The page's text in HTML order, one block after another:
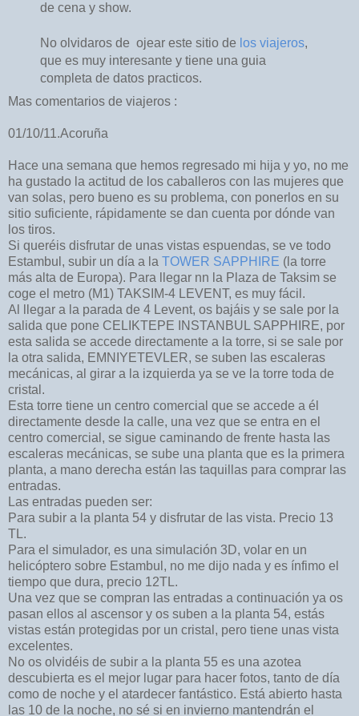
de cena y show.
No olvidaros de ojear este sitio de los viajeros,
que es muy interesante y tiene una guia
completa de datos practicos.
Mas comentarios de viajeros :
01/10/11.Acoruña
Hace una semana que hemos regresado mi hija y yo, no me
ha gustado la actitud de los caballeros con las mujeres que
van solas, pero bueno es su problema, con ponerlos en su
sitio suficiente, rápidamente se dan cuenta por dónde van
los tiros.
Si queréis disfrutar de unas vistas espuendas, se ve todo
Estambul, subir un día a la TOWER SAPPHIRE (la torre
más alta de Europa). Para llegar nn la Plaza de Taksim se
coge el metro (M1) TAKSIM-4 LEVENT, es muy fácil.
Al llegar a la parada de 4 Levent, os bajáis y se sale por la
salida que pone CELIKTEPE INSTANBUL SAPPHIRE, por
esta salida se accede directamente a la torre, si se sale por
la otra salida, EMNIYETEVLER, se suben las escaleras
mecánicas, al girar a la izquierda ya se ve la torre toda de
cristal.
Esta torre tiene un centro comercial que se accede a él
directamente desde la calle, una vez que se entra en el
centro comercial, se sigue caminando de frente hasta las
escaleras mecánicas, se sube una planta que es la primera
planta, a mano derecha están las taquillas para comprar las
entradas.
Las entradas pueden ser:
Para subir a la planta 54 y disfrutar de las vista. Precio 13
TL.
Para el simulador, es una simulación 3D, volar en un
helicóptero sobre Estambul, no me dijo nada y es ínfimo el
tiempo que dura, precio 12TL.
Una vez que se compran las entradas a continuación ya os
pasan ellos al ascensor y os suben a la planta 54, estás
vistas están protegidas por un cristal, pero tiene unas vista
excelentes.
No os olvidéis de subir a la planta 55 es una azotea
descubierta es el mejor lugar para hacer fotos, tanto de día
como de noche y el atardecer fantástico. Está abierto hasta
las 10 de la noche, no sé si en invierno mantendrán el